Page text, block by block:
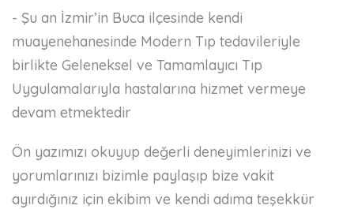
- Şu an İzmir’in Buca ilçesinde kendi
muayenehanesinde Modern Tıp tedavileriyle
birlikte Geleneksel ve Tamamlayıcı Tıp
Uygulamalarıyla hastalarına hizmet vermeye
devam etmektedir
Ön yazımızı okuyup değerli deneyimlerinizi ve
yorumlarınızı bizimle paylaşıp bize vakit
ayırdığınız için ekibim ve kendi adıma teşekkür